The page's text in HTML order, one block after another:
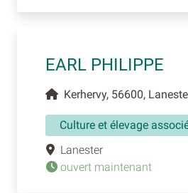
EARL PHILIPPE
Kerhervy, 56600,
Culture et élevage
Lanester
ouvert maintenant